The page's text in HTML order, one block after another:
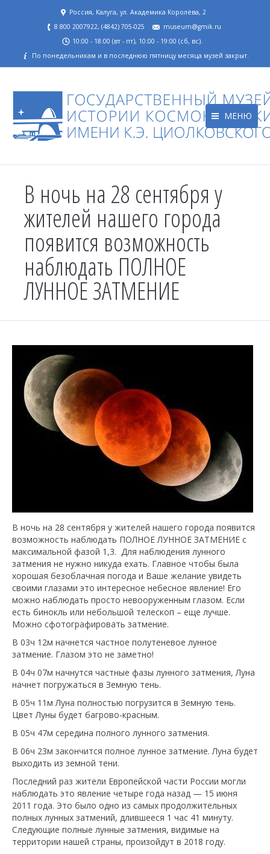
Россия, Калуга, ул. Академика Королёва, 2
8 800 2007922, (4842) 705-025
museum@gmik.ru
10:00 - 18:00 (вт - пт), 10:00 - 19:00 (сб, вс).
По понедельникам и в последнюю пятницу месяца музей закрыт.
МЕНЮ
В ночь на 28 сентября у
жителей нашего города
появится возможность
наблюдать ПОЛНОЕ
ЛУННОЕ ЗАТМЕНИЕ
В ночь на 28 сентября у жителей нашего города появится
возможность наблюдать ПОЛНОЕ ЛУННОЕ ЗАТМЕНИЕ с
максимальной фазой 1,3. Для наблюдения лунного
затмения не нужно никуда ехать. Главное чтобы была
хорошая безоблачная погода и Ваше желание увидеть
своими глазами это интересное небесное явление! Его
можно наблюдать просто невооруженным глазом. Если
есть бинокль или небольшой телескоп – еще лучше.
Можно сфотографировать затмение.
В 03ч 12м начнется частное полутеневое лунное
затмение. Глазом это не заметно!
В 04ч 07м начнутся частные фазы лунного затмения, Луна
начнет погружаться в Земную тень.
В 05ч 11м Луна полностью погрузится в Земную тень.
Цвет Луны будет багрово-красным.
В 05ч 47м середина полного лунного затмения.
В 06ч 23м закончится полное лунное затмение. Луна будет
выходить из земной тени.
Последний раз жители Европейской части России могли
наблюдать это явление четыре года назад — 15 июня
2011 года. Это было одно из самых продолжительных
полных лунных затмений, длившееся 1 час 41 минуту.
Следующие полные лунные затмения, видимые на
территории нашей страны, произойдут в 2018 году.